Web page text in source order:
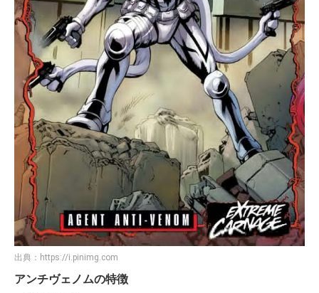
出典： https://i.pinimg.com
アンチヴェノムの特徴